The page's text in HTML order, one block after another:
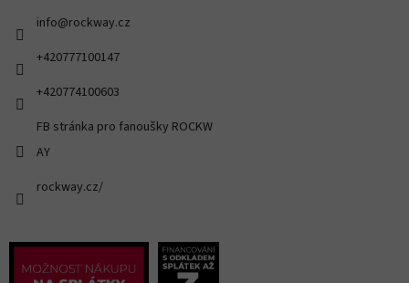
info@rockway.cz
+420777100147
+420774100603
FB stránka pro fanoušky ROCKW
AY
rockway.cz/